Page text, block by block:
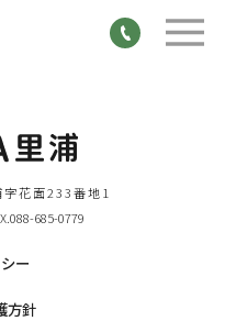
字花面233番地1
685-0779
ー
方針